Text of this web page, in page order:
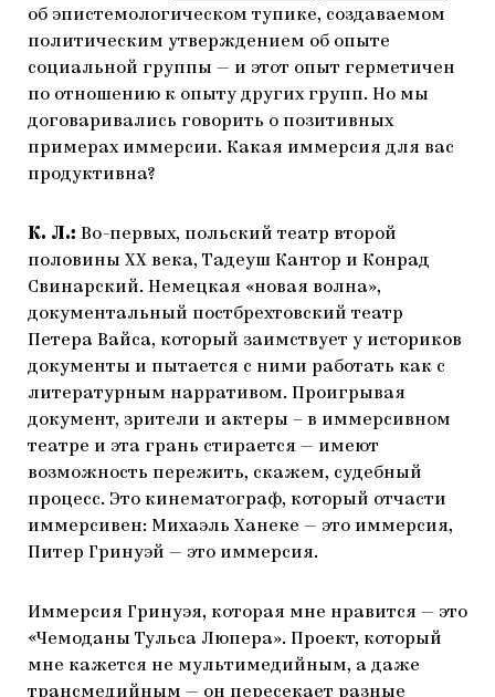
об эпистемологическом тупике, создаваемом
политическим утверждением об опыте
социальной группы — и этот опыт герметичен
по отношению к опыту других групп. Но мы
договаривались говорить о позитивных
примерах иммерсии. Какая иммерсия для вас
продуктивна?
К. Л.: Во-первых, польский театр второй
половины ХХ века, Тадеуш Кантор и Конрад
Свинарский. Немецкая «новая волна»,
документальный постбрехтовский театр
Петера Вайса, который заимствует у историков
документы и пытается с ними работать как с
литературным нарративом. Проигрывая
документ, зрители и актеры – в иммерсивном
театре и эта грань стирается — имеют
возможность пережить, скажем, судебный
процесс. Это кинематограф, который отчасти
иммерсивен: Михаэль Ханеке — это иммерсия,
Питер Гринуэй — это иммерсия.
Иммерсия Гринуэя, которая мне нравится — это
«Чемоданы Тульса Люпера». Проект, который
мне кажется не мультимедийным, а даже
трансмедийным — он пересекает разные